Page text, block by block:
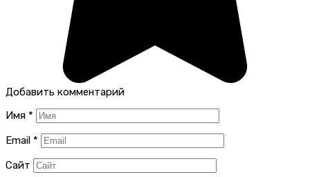
Добавить комментарий
Имя *
Email *
Сайт